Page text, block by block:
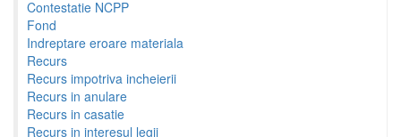
Contestatie NCPP
Fond
Indreptare eroare materiala
Recurs
Recurs impotriva incheierii
Recurs in anulare
Recurs in casatie
Recurs in interesul legii